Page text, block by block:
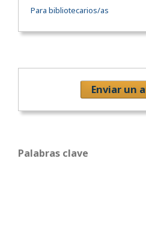
Para bibliotecarios/as
Enviar un
Palabras clave